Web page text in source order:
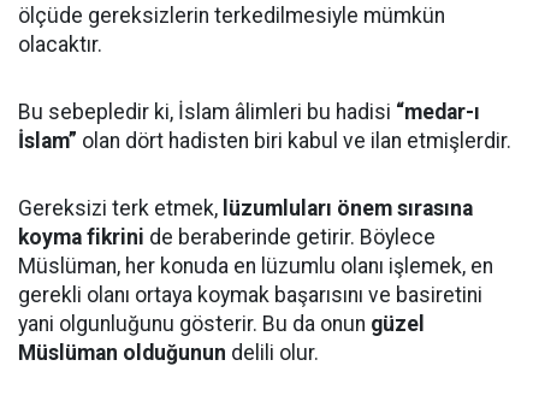
ölçüde gereksizlerin terkedilmesiyle mümkün
olacaktır.
Bu sebepledir ki, İslam âlimleri bu hadisi “medar-ı
İslam” olan dört hadisten biri kabul ve ilan etmişlerdir.
Gereksizi terk etmek, lüzumluları önem sırasına
koyma fikrini de beraberinde getirir. Böylece
Müslüman, her konuda en lüzumlu olanı işlemek, en
gerekli olanı ortaya koymak başarısını ve basiretini
yani olgunluğunu gösterir. Bu da onun güzel
Müslüman olduğunun delili olur.